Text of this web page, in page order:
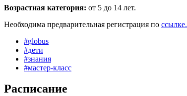
Возрастная категория: от 5 до 14 лет.
Необходима предварительная регистрация по ссылке.
#globus
#дети
#знания
#мастер-класс
Расписание